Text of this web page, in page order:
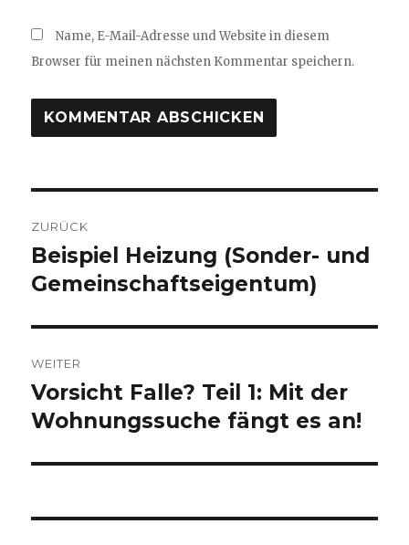
Name, E-Mail-Adresse und Website in diesem
Browser für meinen nächsten Kommentar speichern.
ZURÜCK
Vorheriger
Beitrag:
Beispiel Heizung (Sonder- und
Gemeinschaftseigentum)
WEITER
Nächster
Beitrag:
Vorsicht Falle? Teil 1: Mit der
Wohnungssuche fängt es an!